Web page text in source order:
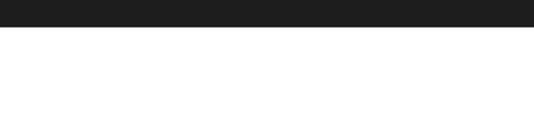
대학생활상담센터